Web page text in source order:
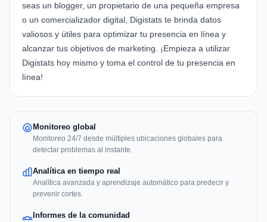
seas un blogger, un propietario de una pequeña empresa
o un comercializador digital, Digistats te brinda datos
valiosos y útiles para optimizar tu presencia en línea y
alcanzar tus objetivos de marketing. ¡Empieza a utilizar
Digistats hoy mismo y toma el control de tu presencia en
línea!
Monitoreo global
Monitoreo 24/7 desde múltiples ubicaciones globales para
detectar problemas al instante.
Analítica en tiempo real
Analítica avanzada y aprendizaje automático para predecir y
prevenir cortes.
Informes de la comunidad